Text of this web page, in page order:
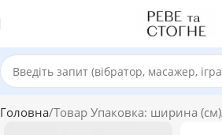
Головна Товар Упаковка: ширина (см)